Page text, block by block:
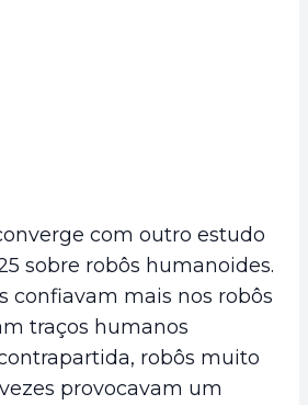
com outro estudo
sobre robôs humanoides.
confiavam mais nos robôs
traços humanos
robôs muito
provocavam um